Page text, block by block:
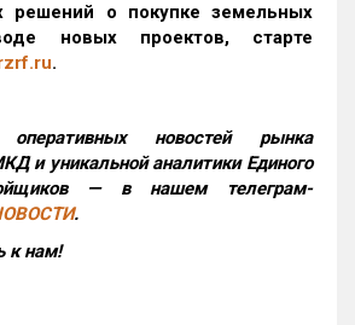
решений о покупке земельных
новых проектов, старте
.
новостей рынка
и уникальной аналитики Единого
— в нашем телеграм-
.
к нам!